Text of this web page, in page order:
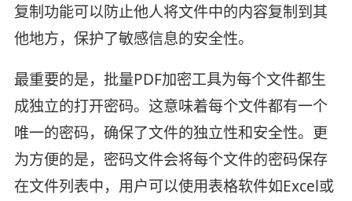
复制功能可以防止他人将文件中的内容复制到其
他地方，保护了敏感信息的安全性。
最重要的是，批量PDF加密工具为每个文件都生
成独立的打开密码。这意味着每个文件都有一个
唯一的密码，确保了文件的独立性和安全性。更
为方便的是，密码文件会将每个文件的密码保存
在文件列表中，用户可以使用表格软件如Excel或